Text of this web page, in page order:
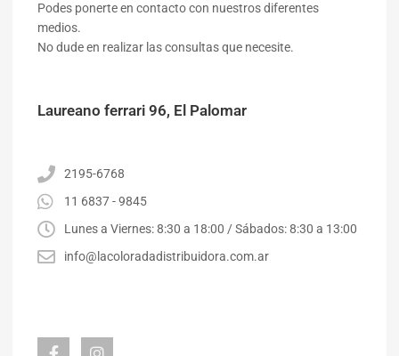
Podes ponerte en contacto con nuestros diferentes
medios.
No dude en realizar las consultas que necesite.
Laureano ferrari 96, El Palomar
2195-6768
11 6837 - 9845
Lunes a Viernes: 8:30 a 18:00 / Sábados: 8:30 a 13:00
info@lacoloradadistribuidora.com.ar